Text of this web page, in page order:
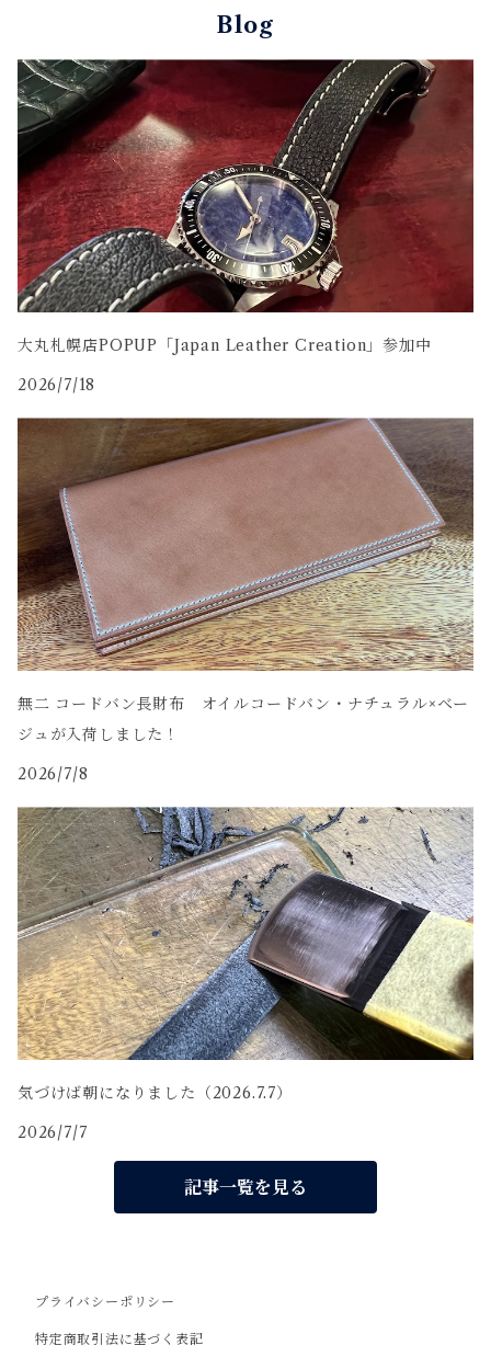
コードバン
牛革
Blog
大丸札幌店POPUP「Japan Leather Creation」参加中
2026/7/18
無二 コードバン長財布 オイルコードバン・ナチュラル×ベー
ジュが入荷しました！
2026/7/8
気づけば朝になりました（2026.7.7）
2026/7/7
記事一覧を見る
プライバシーポリシー
特定商取引法に基づく表記